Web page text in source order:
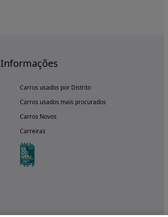
Informações
Carros usados por Distrito
Carros usados mais procurados
Carros Novos
Carreiras